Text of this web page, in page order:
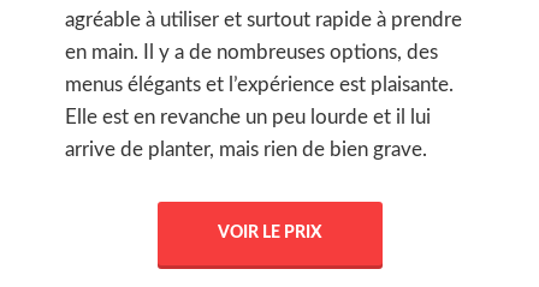
agréable à utiliser et surtout rapide à prendre
en main. Il y a de nombreuses options, des
menus élégants et l’expérience est plaisante.
Elle est en revanche un peu lourde et il lui
arrive de planter, mais rien de bien grave.
VOIR LE PRIX